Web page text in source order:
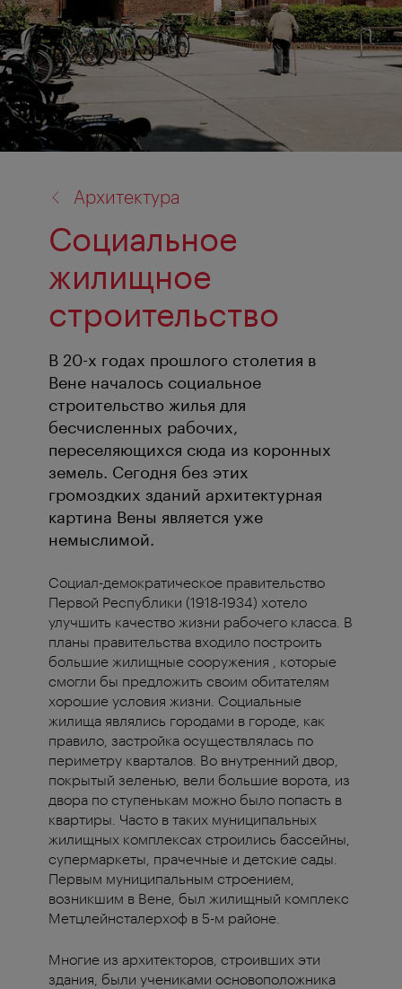
Архитектура
Социальное
жилищное
строительство
В 20-х годах прошлого столетия в
Вене началось социальное
строительство жилья для
бесчисленных рабочих,
переселяющихся сюда из коронных
земель. Сегодня без этих
громоздких зданий архитектурная
картина Вены является уже
немыслимой.
Социал-демократическое правительство
Первой Республики (1918-1934) хотело
улучшить качество жизни рабочего класса. В
планы правительства входило построить
большие жилищные сооружения , которые
смогли бы предложить своим обитателям
хорошие условия жизни. Социальные
жилища являлись городами в городе, как
правило, застройка осуществлялась по
периметру кварталов. Во внутренний двор,
покрытый зеленью, вели большие ворота, из
двора по ступенькам можно было попасть в
квартиры. Часто в таких муниципальных
жилищных комплексах строились бассейны,
супермаркеты, прачечные и детские сады.
Первым муниципальным строением,
возникшим в Вене, был жилищный комплекс
Метцлейнсталерхоф в 5-м районе.
Многие из архитекторов, строивших эти
здания, были учениками основоположника